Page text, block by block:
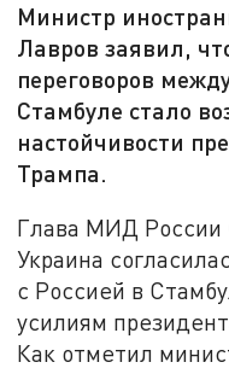
Министр
Лавров заявил,
переговоров
Стамбуле стало
настойчивости
Трампа.
Глава МИД России
Украина
с Россией в
усилиям
Как отметил